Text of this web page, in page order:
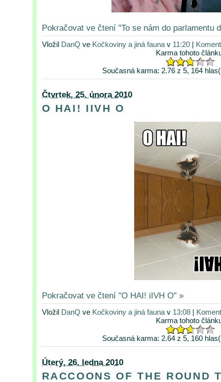
Pokračovat ve čtení "To se nám do parlamentu
Vložil DanQ ve Kočkoviny a jiná faunav 11:20|
Karma tohoto
Současná karma: 2.76 z 5, 164
Čtvrtek, 25. února 2010
O HAI! IIVH O
Pokračovat ve čtení "O HAI! iIVH O" »
Vložil DanQ ve Kočkoviny a jiná faunav 13:08|
Karma tohoto
Současná karma: 2.64 z 5, 160
Úterý, 26. ledna 2010
RACCOONS OF THE ROUND